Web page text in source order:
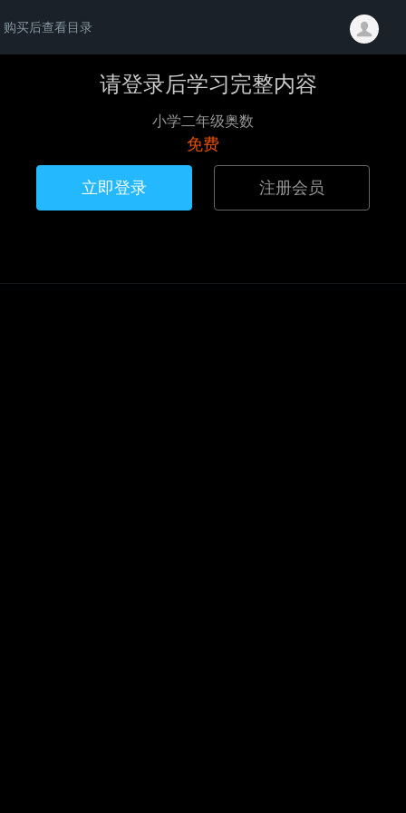
购买后查看目录
请登录后学习完整内容
小学二年级奥数
免费
立即登录 注册会员